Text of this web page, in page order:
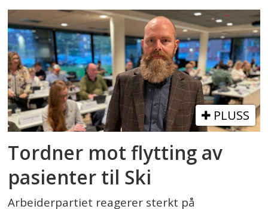
PLUSS
Tordner mot flytting av
pasienter til Ski
Arbeiderpartiet reagerer sterkt på